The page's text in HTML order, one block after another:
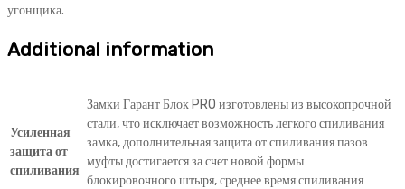
угонщика.
Additional information
Усиленная
защита от
спиливания
Замки Гарант Блок PRO изготовлены из высокопрочной
стали, что исключает возможность легкого спиливания
замка, дополнительная защита от спиливания пазов
муфты достигается за счет новой формы
блокировочного штыря, среднее время спиливания